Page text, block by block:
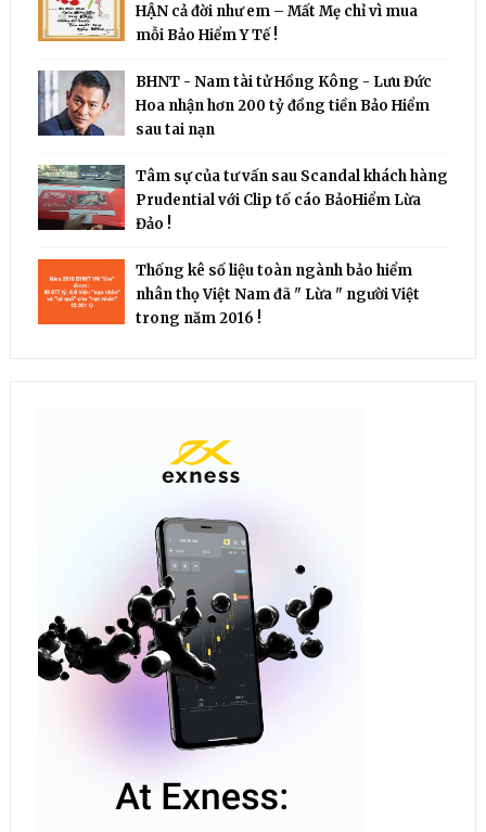
HẬN cả đời như em – Mất Mẹ chỉ vì mua
mỗi Bảo Hiểm Y Tế !
BHNT - Nam tài tử Hồng Kông - Lưu Đức
Hoa nhận hơn 200 tỷ đồng tiền Bảo Hiểm
sau tai nạn
Tâm sự của tư vấn sau Scandal khách hàng
Prudential với Clip tố cáo BảoHiểm Lừa
Đảo !
Thống kê số liệu toàn ngành bảo hiểm
nhân thọ Việt Nam đã " Lừa " người Việt
trong năm 2016 !